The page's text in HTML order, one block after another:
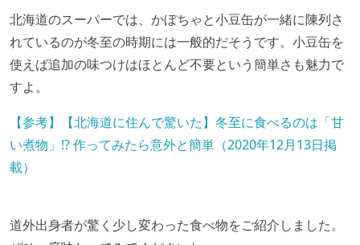
北海道のスーパーでは、かぼちゃと小豆缶が一緒に陳列さ
れているのが冬至の時期には一般的だそうです。小豆缶を
使えば追加の味つけはほとんど不要という簡単さも魅力で
すよ。
【参考】【北海道に住んで驚いた】冬至に食べるのは「甘
い煮物」!? 作ってみたら意外と簡単（2020年12月13日掲
載）
道外出身者が驚く少し変わった食べ物をご紹介しました。